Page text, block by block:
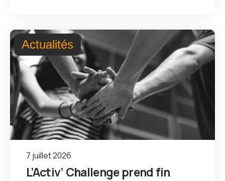
Actualités
7 juillet 2026
L’Activ’ Challenge prend fin